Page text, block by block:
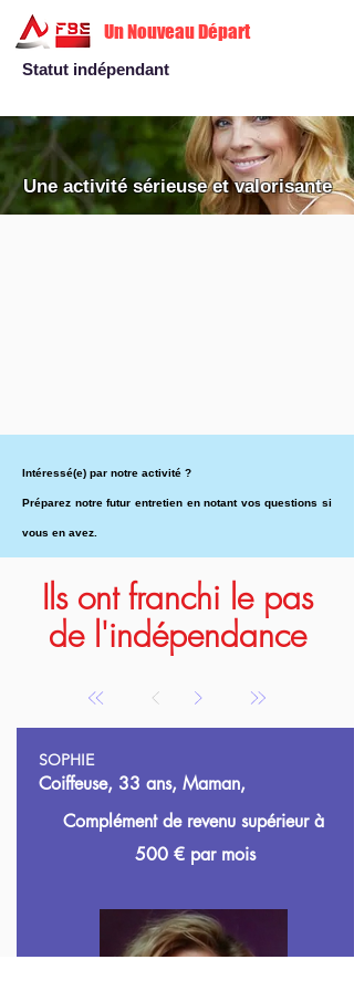
Un Nouveau Départ
Statut indépendant
Une activité sérieuse et valorisante
Intéressé(e) par notre activité ?
Préparez notre futur entretien en notant vos questions si
vous en avez.
Ils ont franchi le pas
de l'indépendance
SOPHIE
Coiffeuse, 33 ans, Maman,
Complément de revenu supérieur à
500 € par mois